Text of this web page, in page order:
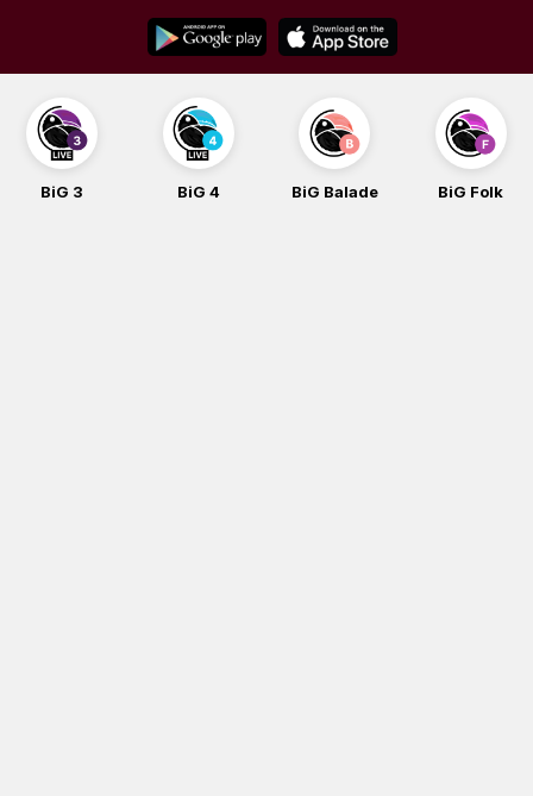
content
BiG 3 BiG 4 BiG Balade BiG Folk